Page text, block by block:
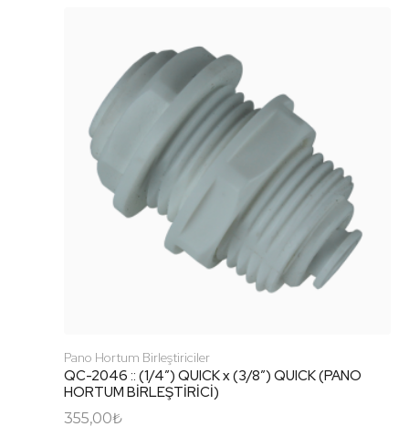
Pano Hortum Birleştiriciler
QC-2046 :: (1/4″) QUICK x (3/8″) QUICK (PANO
HORTUM BİRLEŞTİRİCİ)
355,00₺